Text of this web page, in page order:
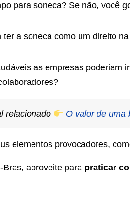
para soneca? Se não, você
a soneca como um direito
as empresas poderiam
relacionado O valor de uma
elementos provocadores,
Bras, aproveite para praticar